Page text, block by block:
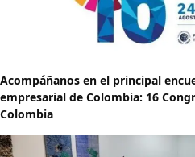
Acompáñanos en el principal
empresarial de Colombia: 16
Colombia